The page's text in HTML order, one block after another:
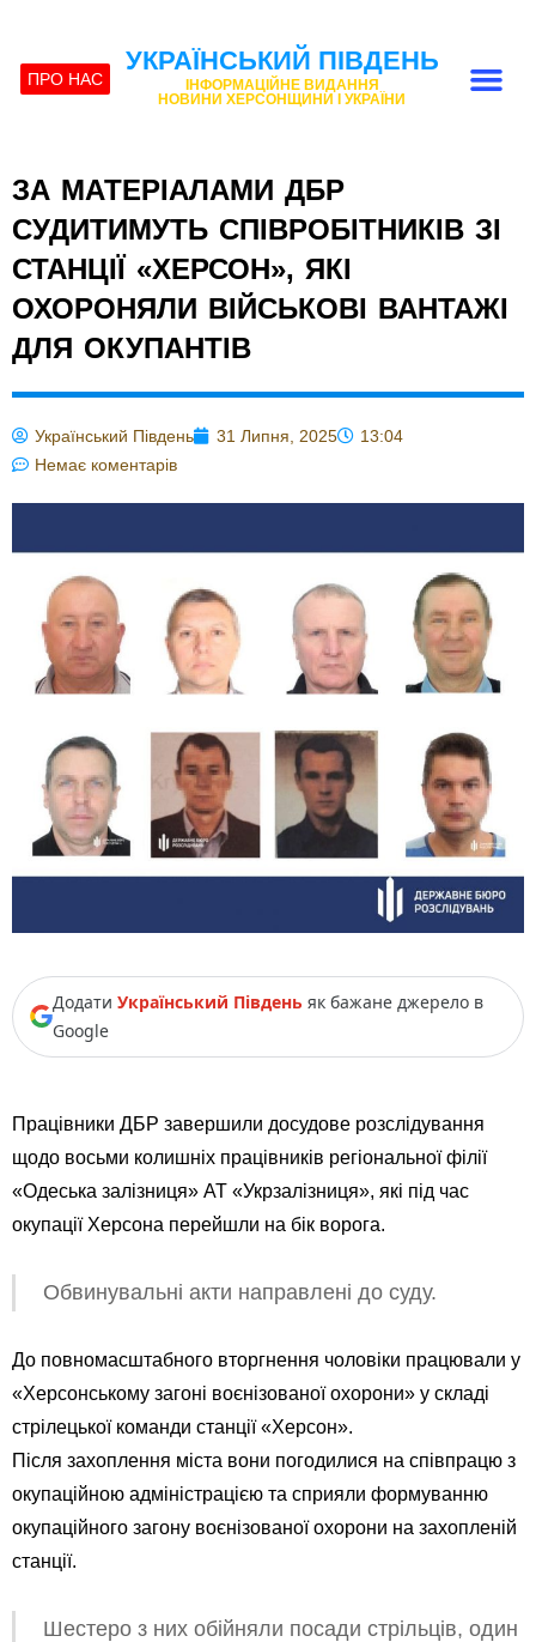
ПРО НАС
УКРАЇНСЬКИЙ ПІВДЕНЬ
ІНФОРМАЦІЙНЕ ВИДАННЯ
НОВИНИ ХЕРСОНЩИНИ І УКРАЇНИ
ЗА МАТЕРІАЛАМИ ДБР
СУДИТИМУТЬ СПІВРОБІТНИКІВ ЗІ
СТАНЦІЇ «ХЕРСОН», ЯКІ
ОХОРОНЯЛИ ВІЙСЬКОВІ ВАНТАЖІ
ДЛЯ ОКУПАНТІВ
Український Південь 31 Липня, 2025
13:04
Немає коментарів
Додати Український Південь як бажане джерело в
Google
Працівники ДБР завершили досудове розслідування
щодо восьми колишніх працівників регіональної філії
«Одеська залізниця» АТ «Укрзалізниця», які під час
окупації Херсона перейшли на бік ворога.
Обвинувальні акти направлені до суду.
До повномасштабного вторгнення чоловіки працювали у
«Херсонському загоні воєнізованої охорони» у складі
стрілецької команди станції «Херсон».
Після захоплення міста вони погодилися на співпрацю з
окупаційною адміністрацією та сприяли формуванню
окупаційного загону воєнізованої охорони на захопленій
станції.
Шестеро з них обійняли посади стрільців, один